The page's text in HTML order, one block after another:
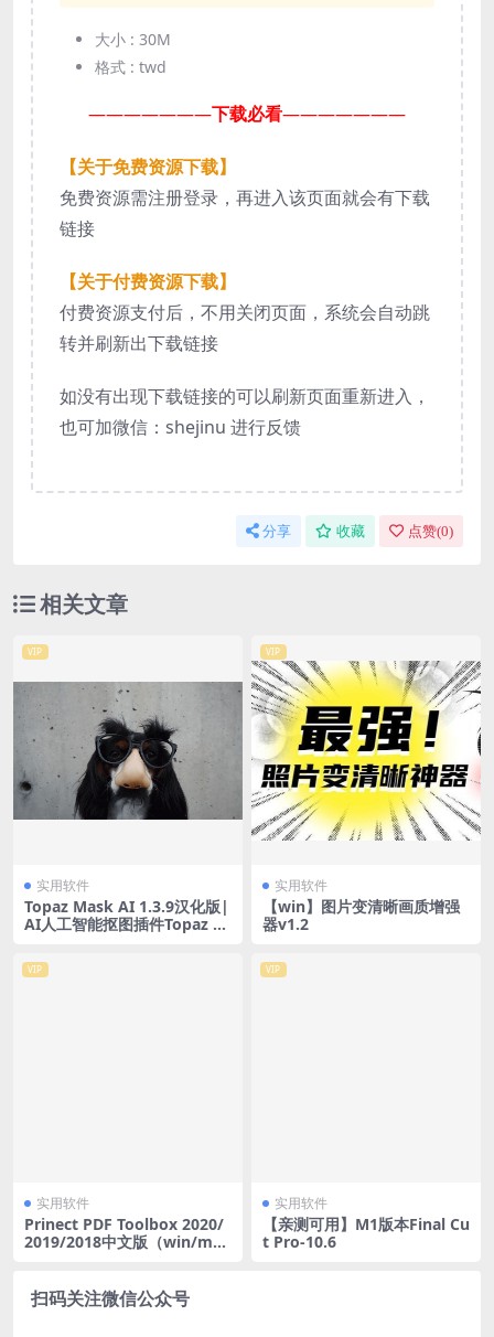
大小 : 30M
格式 : twd
———————下载必看———————
【关于免费资源下载】
免费资源需注册登录，再进入该页面就会有下载
链接
【关于付费资源下载】
付费资源支付后，不用关闭页面，系统会自动跳
转并刷新出下载链接
如没有出现下载链接的可以刷新页面重新进入，
也可加微信：shejinu 进行反馈
分享 收藏 点赞(0)
相关文章
VIP
实用软件
Topaz Mask AI 1.3.9汉化版|
AI人工智能抠图插件Topaz M
VIP
实用软件
【win】图片变清晰画质增强
器v1.2
VIP
实用软件
Prinect PDF Toolbox 2020/
2019/2018中文版（win/ma
VIP
实用软件
【亲测可用】M1版本Final Cu
t Pro-10.6
扫码关注微信公众号